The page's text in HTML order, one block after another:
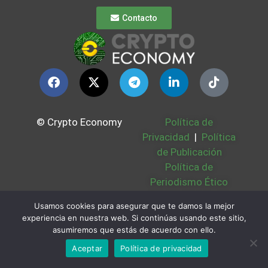
Contacto
© Crypto Economy
Política de
Privacidad | Política
de Publicación
Política de
Periodismo Ético
Bases Legales |
Partners | Sobre
Nosotros
Usamos cookies para asegurar que te damos la mejor
experiencia en nuestra web. Si continúas usando este sitio,
asumiremos que estás de acuerdo con ello.
Aceptar
Política de privacidad